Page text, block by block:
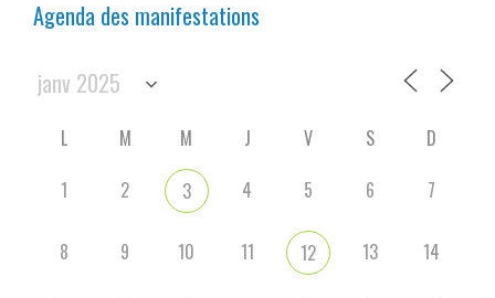
Agenda des manifestations
L M M J V S
D
1
2 3 4 5 6 7
8 9 10 11 12 13 14